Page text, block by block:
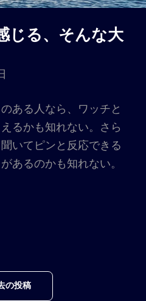
じる、そんな大
ある人なら、ワッチと
るかも知れない。さら
いてピンと反応できる
あるのかも知れない。
の投稿